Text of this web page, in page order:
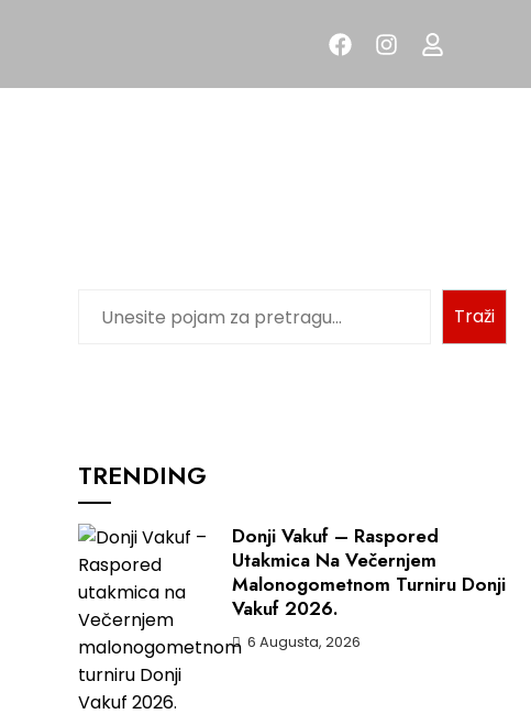
Traži
TRENDING
Donji Vakuf – Raspored
Utakmica Na Večernjem
Malonogometnom Turniru Donji
Vakuf 2026.
6 Augusta, 2026